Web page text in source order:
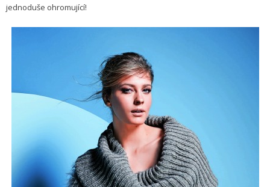
jednoduše ohromující!